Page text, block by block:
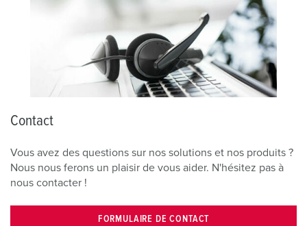
Contact
Vous avez des questions sur nos solutions et nos produits ?
Nous nous ferons un plaisir de vous aider. N'hésitez pas à
nous contacter !
FORMULAIRE DE CONTACT